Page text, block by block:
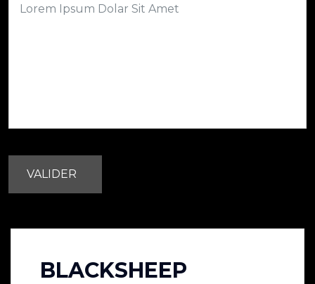
VALIDER
BLACKSHEEP